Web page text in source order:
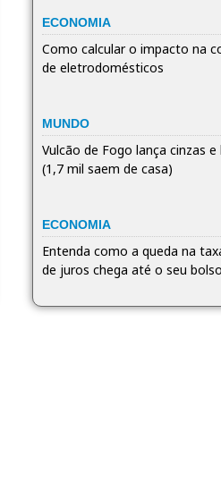
ECONOMIA
Como calcular o impacto na
de eletrodomésticos
MUNDO
Vulcão de Fogo lança cinzas
(1,7 mil saem de casa)
ECONOMIA
Entenda como a queda na
de juros chega até o seu bolso